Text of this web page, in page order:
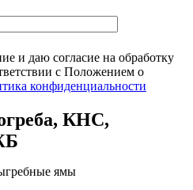
и даю согласие на обработку
с Положением о
конфиденциальности
КНС,
ямы